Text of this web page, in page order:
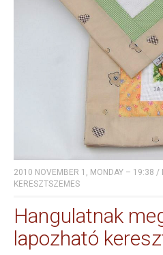
2010 NOVEMBER 1, MONDAY – 19:38 /
KERESZTSZEMES
Hangulatnak
lapozható